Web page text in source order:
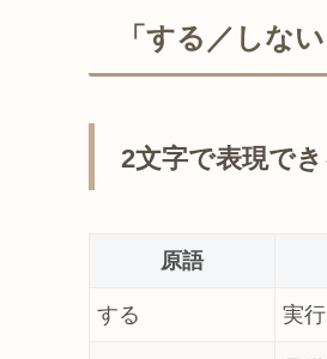
「する／しな
2文字で表現で
原語
する 実行